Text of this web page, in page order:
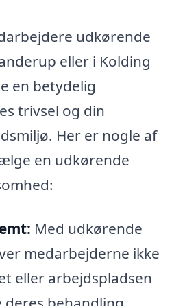
udkørende
eller i Kolding
en betydelig
trivsel og din
Her er nogle af
en udkørende
Med udkørende
medarbejderne ikke
eller arbejdspladsen